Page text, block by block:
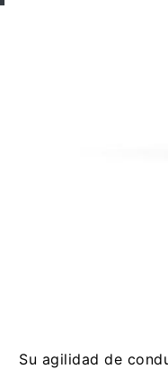
Su agilidad de